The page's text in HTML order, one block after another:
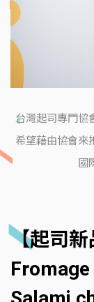
台灣起司專門協
希望藉由協會來
國
【起司